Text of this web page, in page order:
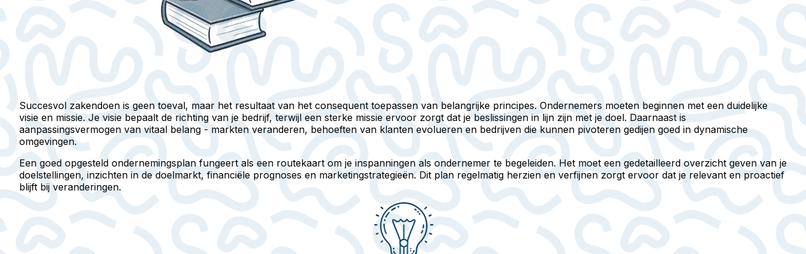
Succesvol zakendoen is geen toeval, maar het resultaat van het consequent toepassen van belangrijke principes. Ondernemers moeten beginnen met een duidelijke
visie en missie. Je visie bepaalt de richting van je bedrijf, terwijl een sterke missie ervoor zorgt dat je beslissingen in lijn zijn met je doel. Daarnaast is
aanpassingsvermogen van vitaal belang - markten veranderen, behoeften van klanten evolueren en bedrijven die kunnen pivoteren gedijen goed in dynamische
omgevingen.
Een goed opgesteld ondernemingsplan fungeert als een routekaart om je inspanningen als ondernemer te begeleiden. Het moet een gedetailleerd overzicht geven van je
doelstellingen, inzichten in de doelmarkt, financiële prognoses en marketingstrategieën. Dit plan regelmatig herzien en verfijnen zorgt ervoor dat je relevant en proactief
blijft bij veranderingen.